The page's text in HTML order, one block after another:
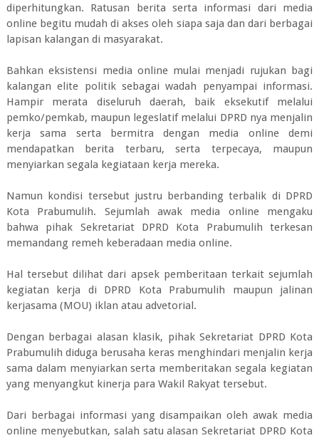
diperhitungkan. Ratusan berita serta informasi dari media
online begitu mudah di akses oleh siapa saja dan dari berbagai
lapisan kalangan di masyarakat.
Bahkan eksistensi media online mulai menjadi rujukan bagi
kalangan elite politik sebagai wadah penyampai informasi.
Hampir merata diseluruh daerah, baik eksekutif melalui
pemko/pemkab, maupun legeslatif melalui DPRD nya menjalin
kerja sama serta bermitra dengan media online demi
mendapatkan berita terbaru, serta terpecaya, maupun
menyiarkan segala kegiataan kerja mereka.
Namun kondisi tersebut justru berbanding terbalik di DPRD
Kota Prabumulih. Sejumlah awak media online mengaku
bahwa pihak Sekretariat DPRD Kota Prabumulih terkesan
memandang remeh keberadaan media online.
Hal tersebut dilihat dari apsek pemberitaan terkait sejumlah
kegiatan kerja di DPRD Kota Prabumulih maupun jalinan
kerjasama (MOU) iklan atau advetorial.
Dengan berbagai alasan klasik, pihak Sekretariat DPRD Kota
Prabumulih diduga berusaha keras menghindari menjalin kerja
sama dalam menyiarkan serta memberitakan segala kegiatan
yang menyangkut kinerja para Wakil Rakyat tersebut.
Dari berbagai informasi yang disampaikan oleh awak media
online menyebutkan, salah satu alasan Sekretariat DPRD Kota